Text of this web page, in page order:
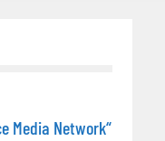
Media Network“